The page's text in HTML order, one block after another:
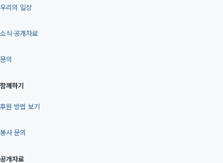
우리의 일상
소식·공개자료
문의
함께하기
후원 방법 보기
봉사 문의
공개자료